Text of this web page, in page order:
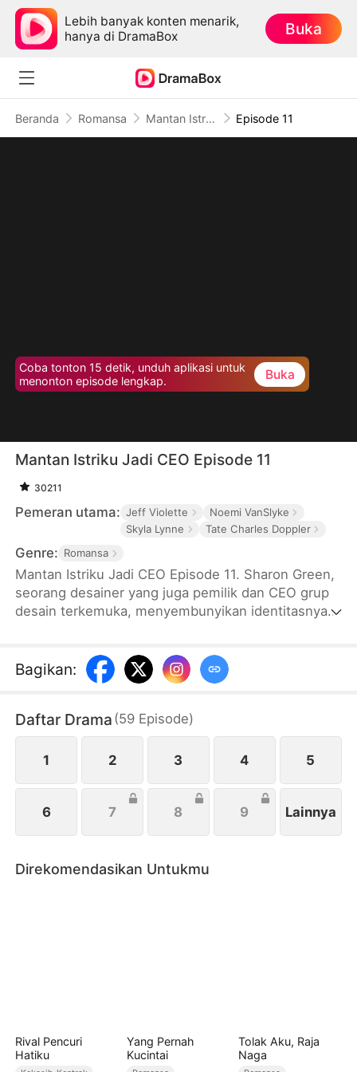
Lebih banyak konten menarik,
hanya di DramaBox
Buka
Beranda Romansa Mantan Istriku Jadi CEO Episode 11
Coba tonton 15 detik, unduh aplikasi untuk
menonton episode lengkap.
Buka
Mantan Istriku Jadi CEO Episode 11
30211
Pemeran utama: Jeff Violette
Noemi VanSlyke
Skyla Lynne
Tate Charles Doppler
Genre: Romansa
Mantan Istriku Jadi CEO Episode 11. Sharon Green,
seorang desainer yang juga pemilik dan CEO grup
desain terkemuka, menyembunyikan identitasnya
mendukung suaminya, dia mendapatkan
pengkhianatan dan penghinaan. Setelah bercerai,
gala, memutus kontrak kerja bisnis Martin dan
mendapatkan kembali pengaruhnya sebagai
seorang wanita yang kuat dan mandiri.
Bagikan:
Daftar Drama (59 Episode)
1 2 3 4 5
6 7 8 9 Lainnya
Direkomendasikan Untukmu
Rival Pencuri
Hatiku
Yang Pernah
Kucintai
Tolak Aku, Raja
Naga